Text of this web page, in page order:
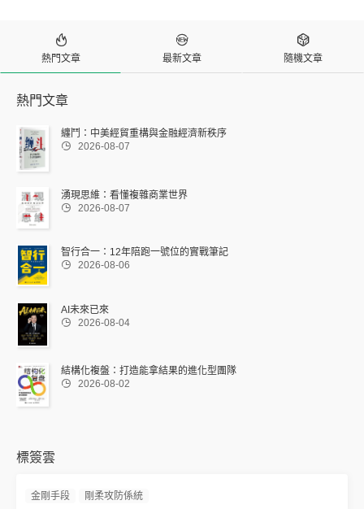

熱門文章

最新文章

隨機文章
熱門文章
纏鬥：中美經貿重構與金融經濟新秩序
 2026-08-07
湧現思維：看懂複雜商業世界
 2026-08-07
智行合一：12年陪跑一號位的實戰筆記
 2026-08-06
AI未來已來
 2026-08-04
結構化複盤：打造能拿結果的進化型團隊
 2026-08-02
標簽雲
金剛手段 剛柔攻防係統